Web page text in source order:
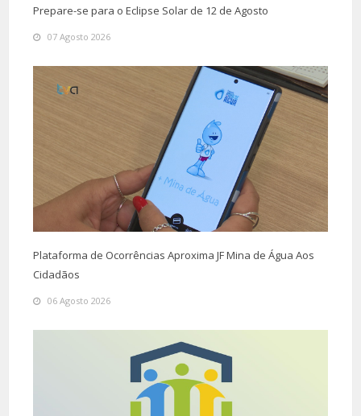
Prepare-se para o Eclipse Solar de 12 de Agosto
07 Agosto 2026
Plataforma de Ocorrências Aproxima JF Mina de Água Aos
Cidadãos
06 Agosto 2026